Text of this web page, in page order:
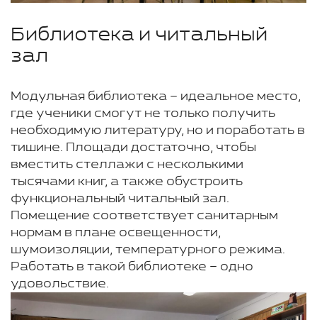
Библиотека и читальный
зал
Модульная библиотека – идеальное место,
где ученики смогут не только получить
необходимую литературу, но и поработать в
тишине. Площади достаточно, чтобы
вместить стеллажи с несколькими
тысячами книг, а также обустроить
функциональный читальный зал.
Помещение соответствует санитарным
нормам в плане освещенности,
шумоизоляции, температурного режима.
Работать в такой библиотеке – одно
удовольствие.